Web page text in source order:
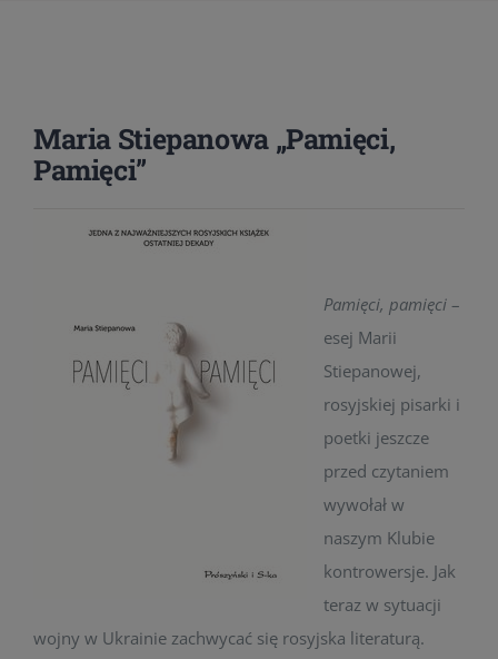
Maria Stiepanowa „Pamięci,
Pamięci”
Pamięci, pamięci–
esej Marii
Stiepanowej,
rosyjskiej pisarki i
poetki jeszcze
przed czytaniem
wywołał w
naszym Klubie
kontrowersje. Jak
teraz w sytuacji
wojny w Ukrainie zachwycać się rosyjska literaturą.